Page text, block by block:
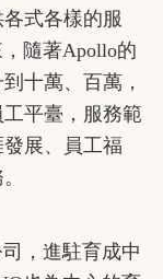
式各樣的服
隨著Apollo的
十萬、百萬，
平臺，服務範
展、員工福
，進駐育成中